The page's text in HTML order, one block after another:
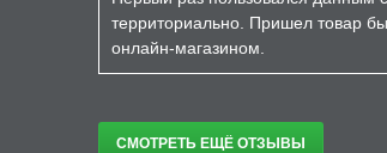
территориально. Пришел товар
онлайн-магазином.
СМОТРЕТЬ ЕЩЁ ОТЗЫВЫ